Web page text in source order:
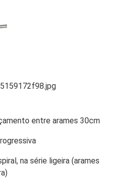
entre arames 30cm
na série ligeira (arames